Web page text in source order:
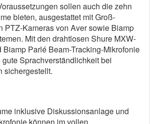
sollen auch die zehn
bieten, ausgestattet mit Groß-
PTZ-Kameras von Aver sowie Biamp
Mit den drahtlosen Shure MXW-
Biamp Parlé Beam-Tracking-Mikrofonie
Sprachverständlichkeit bei
sichergestellt.
inklusive Diskussionsanlage und